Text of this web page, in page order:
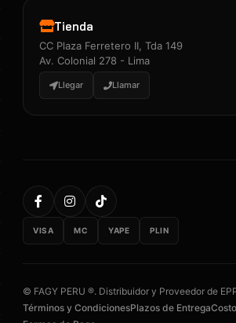
Tienda
CC Plaza Ferretero II, Tda 149
Av. Colonial 278 - Lima
Llegar Llamar
VISA MC YAPE PLIN
© FAGY PERU ®. Distribuidor y Proveedor de
Términos y CondicionesPlazos de Entrega